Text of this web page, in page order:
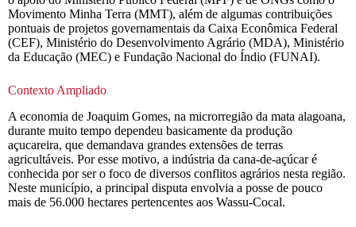
Movimento Minha Terra (MMT), além de algumas contribuições
pontuais de projetos governamentais da Caixa Econômica Federal
(CEF), Ministério do Desenvolvimento Agrário (MDA), Ministério
da Educação (MEC) e Fundação Nacional do Índio (FUNAI).
Contexto Ampliado
A economia de Joaquim Gomes, na microrregião da mata alagoana,
durante muito tempo dependeu basicamente da produção
açucareira, que demandava grandes extensões de terras
agricultáveis. Por esse motivo, a indústria da cana-de-açúcar é
conhecida por ser o foco de diversos conflitos agrários nesta região.
Neste município, a principal disputa envolvia a posse de pouco
mais de 56.000 hectares pertencentes aos Wassu-Cocal.